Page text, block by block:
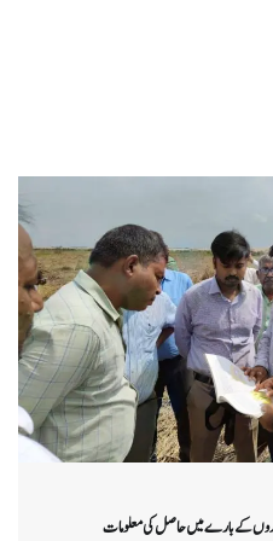
کے بارے میں حاصل کی معلومات